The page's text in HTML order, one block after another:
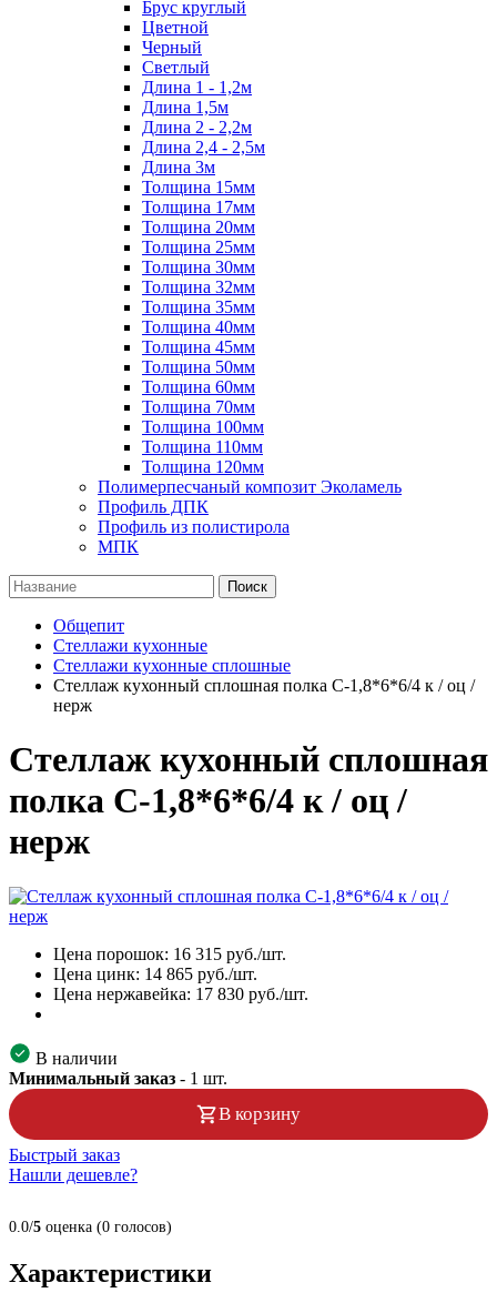
Брус круглый
Цветной
Черный
Светлый
Длина 1 - 1,2м
Длина 1,5м
Длина 2 - 2,2м
Длина 2,4 - 2,5м
Длина 3м
Толщина 15мм
Толщина 17мм
Толщина 20мм
Толщина 25мм
Толщина 30мм
Толщина 32мм
Толщина 35мм
Толщина 40мм
Толщина 45мм
Толщина 50мм
Толщина 60мм
Толщина 70мм
Толщина 100мм
Толщина 110мм
Толщина 120мм
Полимерпесчаный композит Эколамель
Профиль ДПК
Профиль из полистирола
МПК
Поиск
Общепит
Стеллажи кухонные
Стеллажи кухонные сплошные
Стеллаж кухонный сплошная полка С-1,8*6*6/4 к / оц /
нерж
Стеллаж кухонный сплошная
полка С-1,8*6*6/4 к / оц /
нерж
Цена порошок: 16 315 руб./шт.
Цена цинк: 14 865 руб./шт.
Цена нержавейка: 17 830 руб./шт.
В наличии
Минимальный заказ - 1 шт.
В корзину
Быстрый заказ
Нашли дешевле?
0.0/5 оценка (0 голосов)
Характеристики